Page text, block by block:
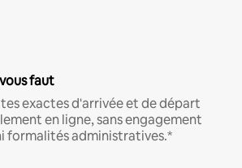
faut
exactes d'arrivée et de départ
en ligne, sans engagement
formalités administratives.*